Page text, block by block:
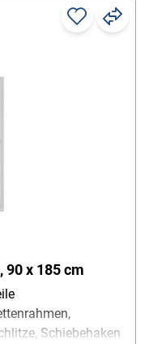
90 x 185 cm
Schiebehaken